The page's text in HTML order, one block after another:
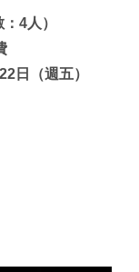
4人）
日（週五）